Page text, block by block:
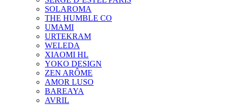
SOLAROMA
THE HUMBLE CO
UMAMI
URTEKRAM
WELEDA
XIAOMI HL
YOKO DESIGN
ZEN ARÔME
AMOR LUSO
BAREAYA
AVRIL